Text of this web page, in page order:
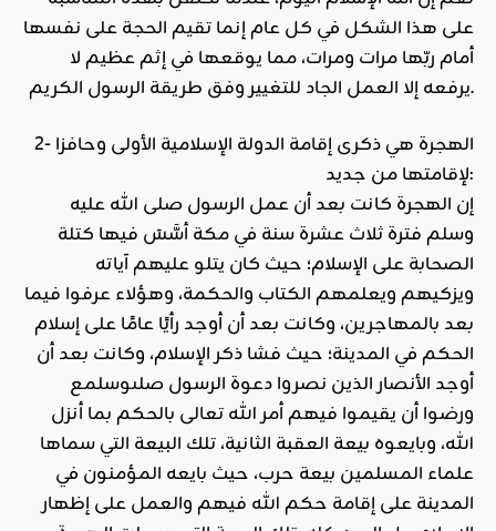
على هذا الشكل في كل عام إنما تقيم الحجة على نفسها
أمام ربّها مرات ومرات، مما يوقعها في إثم عظيم لا
يرفعه إلا العمل الجاد للتغيير وفق طريقة الرسول الكريم.
2- الهجرة هي ذكرى إقامة الدولة الإسلامية الأولى وحافزا
لإقامتها من جديد:
إن الهجرة كانت بعد أن عمل الرسول صلى الله عليه
وسلم فترة ثلاث عشرة سنة في مكة أسَّسَ فيها كتلة
الصحابة على الإسلام؛ حيث كان يتلو عليهم آياته
ويزكيهم ويعلمهم الكتاب والحكمة، وهؤلاء عرفوا فيما
بعد بالمهاجرين، وكانت بعد أن أوجد رأيًا عامًا على إسلام
الحكم في المدينة؛ حيث فشا ذكر الإسلام، وكانت بعد أن
أوجد الأنصار الذين نصروا دعوة الرسول صلىوسلمع
ورضوا أن يقيموا فيهم أمر الله تعالى بالحكم بما أنزل
الله، وبايعوه بيعة العقبة الثانية، تلك البيعة التي سماها
علماء المسلمين بيعة حرب، حيث بايعه المؤمنون في
المدينة على إقامة حكم الله فيهم والعمل على إظهار